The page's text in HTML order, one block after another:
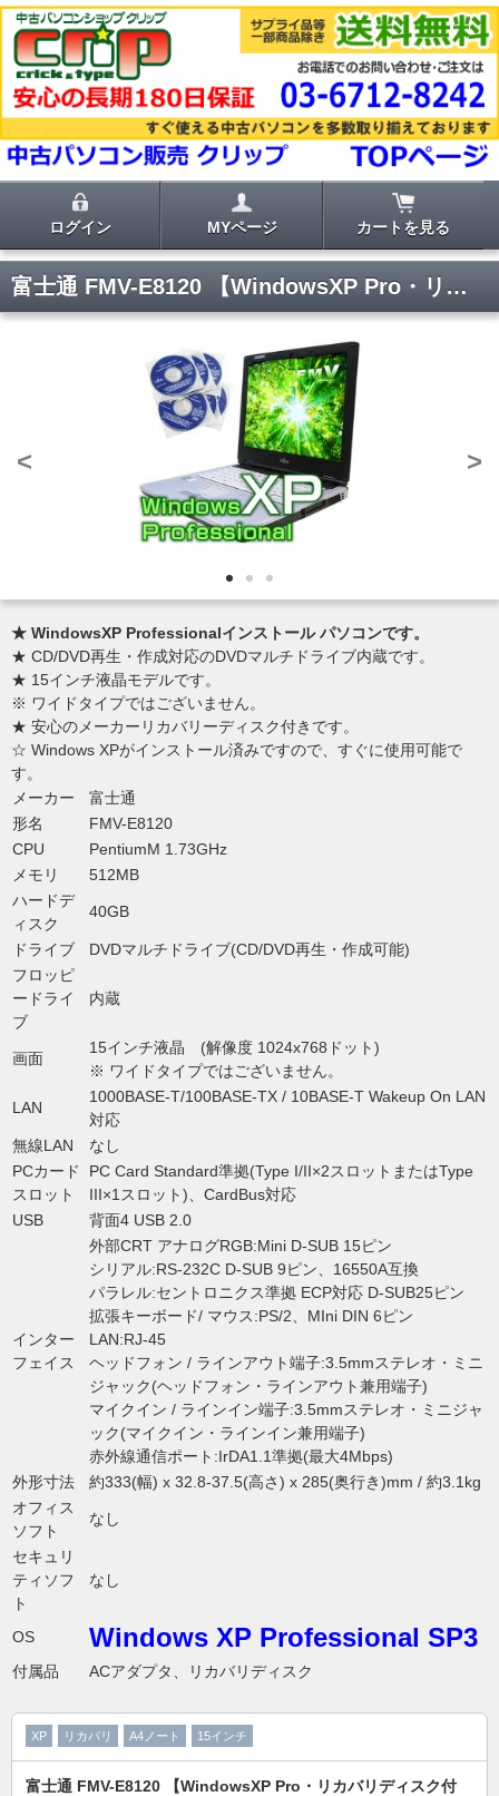
ログイン MYページ カートを見る
富士通 FMV-E8120 【WindowsXP Pro・リカバリディスク付き】
< >
★ WindowsXP Professionalインストール パソコンです。
★ CD/DVD再生・作成対応のDVDマルチドライブ内蔵です。
★ 15インチ液晶モデルです。
※ ワイドタイプではございません。
★ 安心のメーカーリカバリーディスク付きです。
☆ Windows XPがインストール済みですので、すぐに使用可能で
す。
メーカー
富士通
形名
FMV-E8120
CPU
PentiumM 1.73GHz
メモリ
512MB
ハードデ
ィスク
40GB
ドライブ
DVDマルチドライブ(CD/DVD再生・作成可能)
フロッピ
ードライ
ブ
内蔵
画面
15インチ液晶 (解像度 1024x768ドット)
※ ワイドタイプではございません。
LAN
1000BASE-T/100BASE-TX / 10BASE-T Wakeup On LAN
対応
無線LAN
なし
PCカード
スロット
PC Card Standard準拠(Type I/II×2スロットまたはType
III×1スロット)、CardBus対応
USB
背面4 USB 2.0
インター
フェイス
外部CRT アナログRGB:Mini D-SUB 15ピン
シリアル:RS-232C D-SUB 9ピン、16550A互換
パラレル:セントロニクス準拠 ECP対応 D-SUB25ピン
拡張キーボード/ マウス:PS/2、MIni DIN 6ピン
LAN:RJ-45
ヘッドフォン / ラインアウト端子:3.5mmステレオ・ミニ
ジャック(ヘッドフォン・ラインアウト兼用端子)
マイクイン / ラインイン端子:3.5mmステレオ・ミニジャ
ック(マイクイン・ラインイン兼用端子)
赤外線通信ポート:IrDA1.1準拠(最大4Mbps)
外形寸法
約333(幅) x 32.8-37.5(高さ) x 285(奥行き)mm / 約3.1kg
オフィス
ソフト
なし
セキュリ
ティソフ
ト
なし
OS Windows XP Professional SP3
付属品 ACアダプタ、リカバリディスク
XP リカバリ A4ノート 15インチ
富士通 FMV-E8120 【WindowsXP Pro・リカバリディスク付